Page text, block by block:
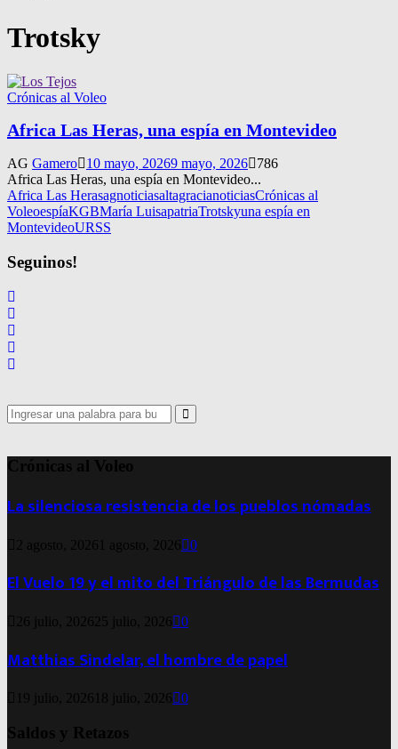
Trotsky
Crónicas al Voleo
Africa Las Heras, una espía en Montevideo
AG Gamero 10 mayo, 20269 mayo, 2026
786
Africa Las Heras, una espía en Montevideo...
Africa Las HerasagnoticiasaltagracianoticiasCrónicas al
VoleoespíaKGBMaría LuisapatriaTrotskyuna espía en
MontevideoURSS
Seguinos!
Search
for:
Search
Crónicas al Voleo
La silenciosa resistencia de los pueblos nómadas
2 agosto, 2026 1 agosto, 2026 0
El Vuelo 19 y el mito del Triángulo de las Bermudas
26 julio, 2026 25 julio, 2026 0
Matthias Sindelar, el hombre de papel
19 julio, 2026 18 julio, 2026 0
Saldos y Retazos